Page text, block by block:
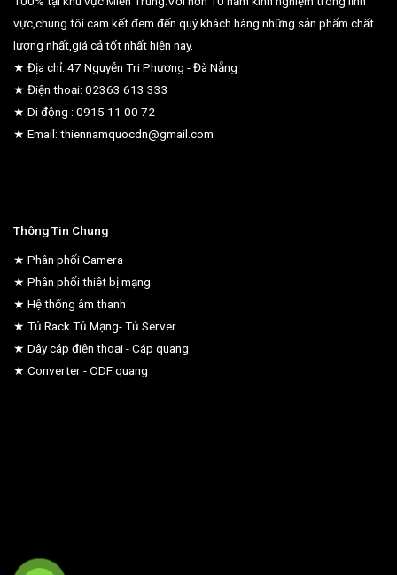
vực,chúng tôi cam kết đem đến quý khách hàng những sản phẩm chất
lượng nhất,giá cả tốt nhất hiện nay.
★ Địa chỉ: 47 Nguyễn Tri Phương - Đà Nẵng
★ Điện thoại: 02363 613 333
★ Di động : 0915 11 00 72
★ Email: thiennamquocdn@gmail.com
Thông Tin Chung
★ Phân phối Camera
★ Phân phối thiêt bị mạng
★ Hệ thống âm thanh
★ Tủ Rack Tủ Mạng- Tủ Server
★ Dây cáp điện thoại - Cáp quang
★ Converter - ODF quang